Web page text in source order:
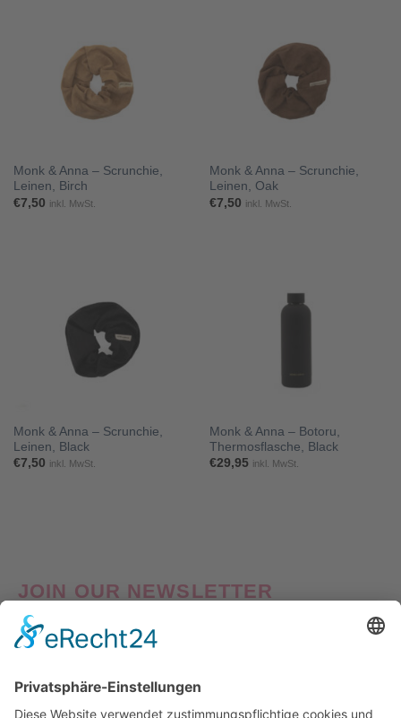
Monk & Anna – Scrunchie,
Leinen, Birch
€7,50 inkl. MwSt.
Monk & Anna – Scrunchie,
Leinen, Oak
€7,50 inkl. MwSt.
Monk & Anna – Scrunchie,
Leinen, Black
€7,50 inkl. MwSt.
Monk & Anna – Botoru,
Thermosflasche, Black
€29,95 inkl. MwSt.
JOIN OUR NEWSLETTER
Good things come to those who Sign Up! Verpasse also
keine Neuheiten oder Aktionen! Abonniere jetzt unseren